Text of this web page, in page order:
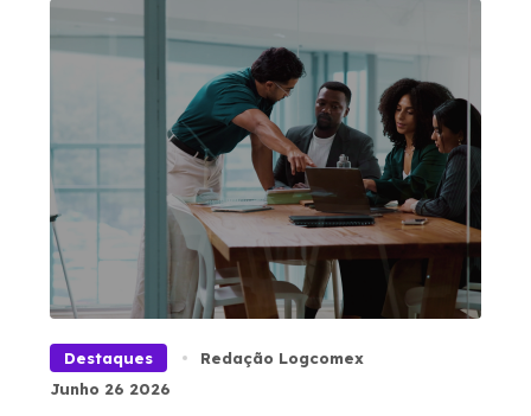
Destaques
Redação Logcomex
Junho 26 2026